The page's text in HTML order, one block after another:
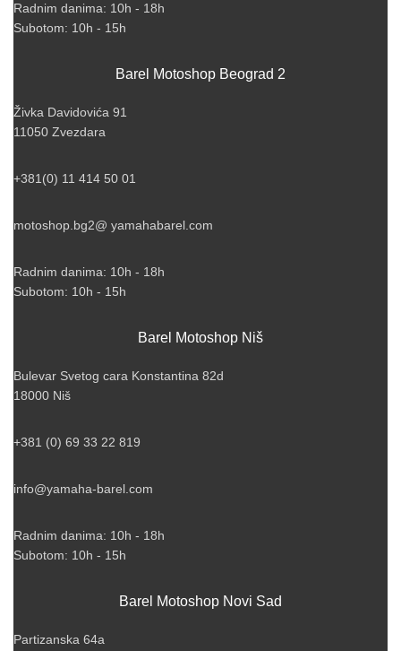
Radnim danima: 10h - 18h
Subotom: 10h - 15h
Barel Motoshop Beograd 2
Živka Davidovića 91
11050 Zvezdara
+381(0) 11 414 50 01
motoshop.bg2@ yamahabarel.com
Radnim danima: 10h - 18h
Subotom: 10h - 15h
Barel Motoshop Niš
Bulevar Svetog cara Konstantina 82d
18000 Niš
+381 (0) 69 33 22 819
info@yamaha-barel.com
Radnim danima: 10h - 18h
Subotom: 10h - 15h
Barel Motoshop Novi Sad
Partizanska 64a